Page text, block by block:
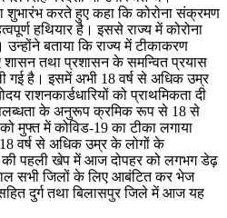
शुभारंभ करते हुए कहा कि कोरोना संक्रमण
हथियार है। इससे राज्य में कोरोना
बताया कि राज्य में टीकाकरण
तथा प्रशासन के समन्वित प्रयास
गई है। इसमें अभी 18 वर्ष से अधिक उम्र
राशनकार्डधारियों को प्राथमिकता दी
के अनुरूप क्रमिक रूप से 18 से
मुफ्त में कोविड-19 का टीका लगाया
18 वर्ष से अधिक उम्र के लोगों के
की पहली खेप में आज दोपहर को लगभग डेढ़
सभी जिलों के लिए आबंटित कर भेज
दुर्ग तथा बिलासपुर जिले में आज यह